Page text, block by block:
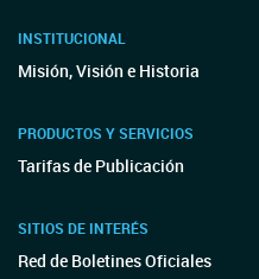
INSTITUCIONAL
Misión, Visión e Historia
PRODUCTOS Y SERVICIOS
Tarifas de Publicación
SITIOS DE INTERÉS
Red de Boletines Oficiales